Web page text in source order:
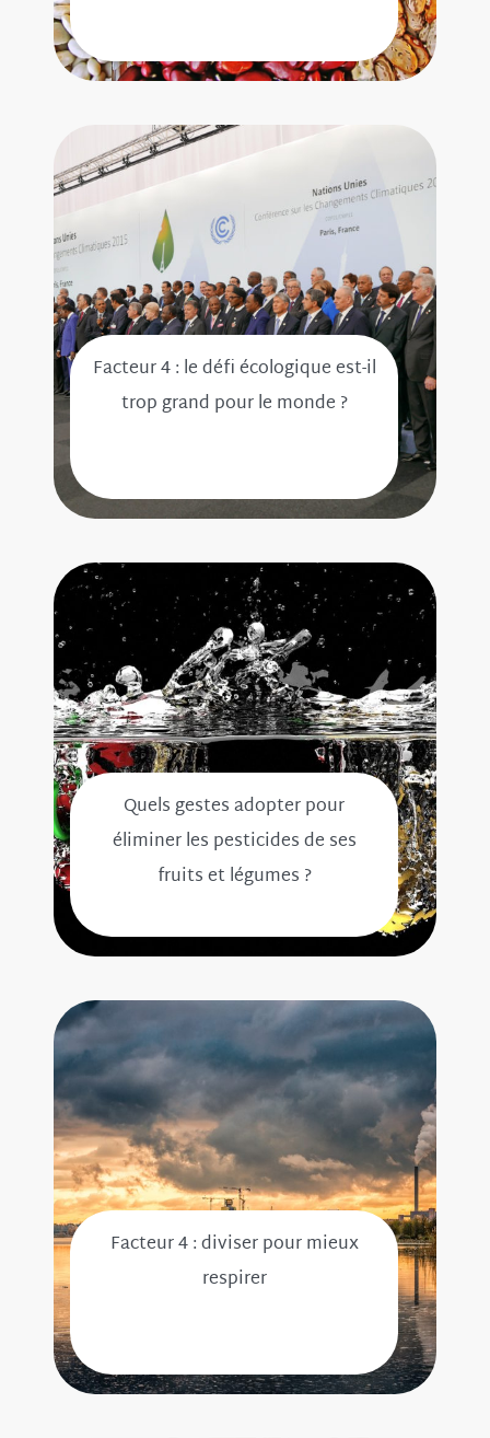
Facteur 4 : le défi écologique est-il
trop grand pour le monde ?
Quels gestes adopter pour
éliminer les pesticides de ses
fruits et légumes ?
Facteur 4 : diviser pour mieux
respirer